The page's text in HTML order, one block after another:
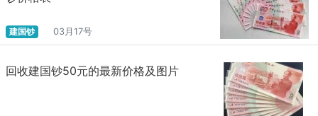
建国钞 03月17号
回收建国钞50元的最新价格及图片